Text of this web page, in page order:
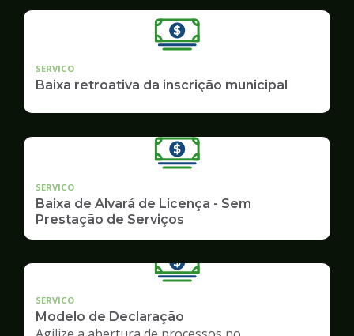
SERVICO
Baixa retroativa da inscrição municipal
SERVICO
Baixa de Alvará de Licença - Sem
Prestação de Serviços
SERVICO
Modelo de Declaração